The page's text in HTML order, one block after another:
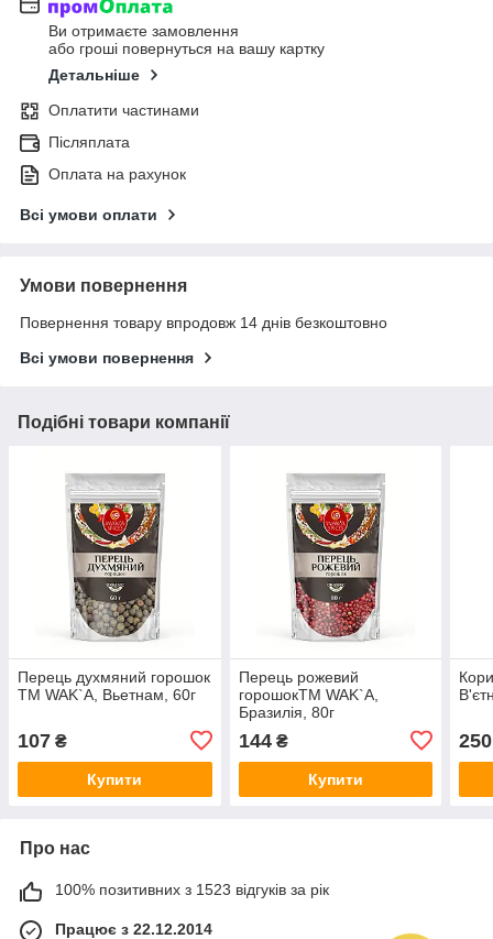
Ви отримаєте замовлення
або гроші повернуться на вашу картку
Детальніше
Оплатити частинами
Післяплата
Оплата на рахунок
Всі умови оплати
Умови повернення
Повернення товару впродовж 14 днів безкоштовно
Всі умови повернення
Подібні товари компанії
Перець духмяний горошок
TM WAK`A, Вьетнам, 60г
107 ₴
Купити
Перець рожевий
горошокTM WAK`A,
Бразилія, 80г
144₴
Купити
250
Про нас
100% позитивних з 1523 відгуків за рік
Працює з 22.12.2014